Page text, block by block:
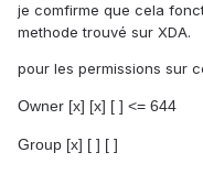
je comfirme que cela
methode trouvé sur XDA.
pour les permissions sur
Owner [x] [x] [ ] <= 644
Group [x] [ ] [ ]